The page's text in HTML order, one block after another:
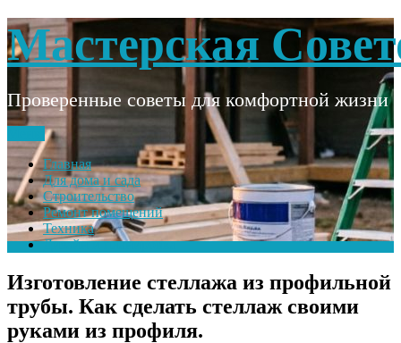
Skip
to
content
Мастерская
Проверенные советы для комфортной жизни
Главная
Для дома и сада
Строительство
Ремонт помещений
Техника
Дизайн и планировка
Изготовление стеллажа из профильной
трубы. Как сделать стеллаж своими
руками из профиля.